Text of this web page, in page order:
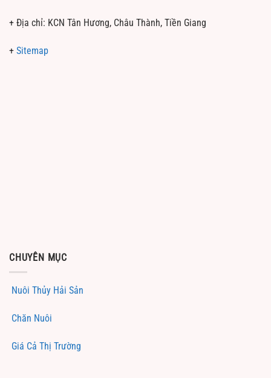
+ Địa chỉ: KCN Tân Hương, Châu Thành, Tiền Giang
+ Sitemap
CHUYÊN MỤC
Nuôi Thủy Hải Sản
Chăn Nuôi
Giá Cả Thị Trường